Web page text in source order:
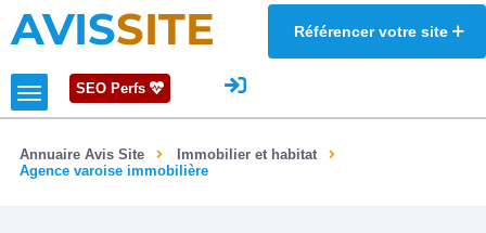
AVISSITE Référencer votre site
SEO Perfs
Annuaire Avis Site
Immobilier et habitat
Agence varoise immobilière